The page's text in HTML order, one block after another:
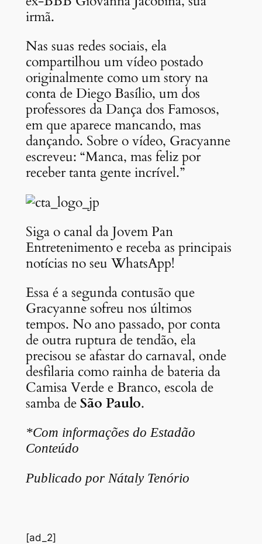
irmã.
Nas suas redes sociais, ela
compartilhou um vídeo postado
originalmente como um story na
conta de Diego Basílio, um dos
professores da Dança dos Famosos,
em que aparece mancando, mas
dançando. Sobre o vídeo, Gracyanne
escreveu: “Manca, mas feliz por
receber tanta gente incrível.”
Siga o canal da Jovem Pan
Entretenimento e receba as principais
notícias no seu WhatsApp!
Essa é a segunda contusão que
Gracyanne sofreu nos últimos
tempos. No ano passado, por conta
de outra ruptura de tendão, ela
precisou se afastar do carnaval, onde
desfilaria como rainha de bateria da
Camisa Verde e Branco, escola de
samba deSão Paulo.
*Com informações do Estadão
Conteúdo
Publicado por Nátaly Tenório
[ad_2]